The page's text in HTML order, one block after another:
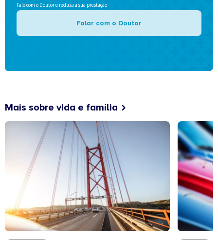
Fale com o Doutor e reduza a sua prestação
Falar com o Doutor
Mais sobre vida e família